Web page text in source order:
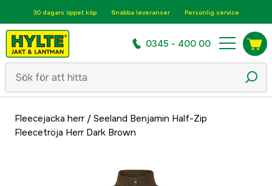
30 dagars öppet köp Snabba leveranser Personlig service
0345 - 400 00
Fleecejacka herr/ Seeland Benjamin Half-Zip
Fleecetröja Herr Dark Brown